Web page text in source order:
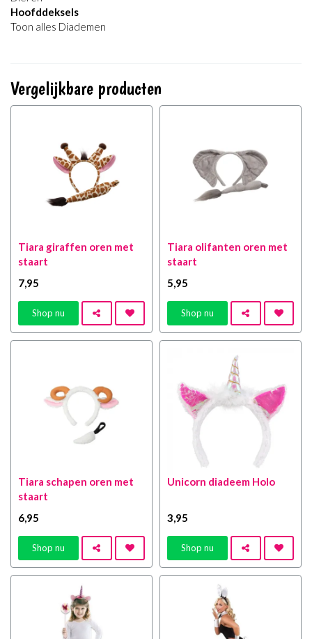
Hoofddeksels
Toon alles Diademen
Vergelijkbare producten
Tiara giraffen oren met
staart
7,95
Shop nu
Tiara olifanten oren met
staart
5,95
Shop nu
Tiara schapen oren met
staart
6,95
Shop nu
Unicorn diadeem Holo
3,95
Shop nu